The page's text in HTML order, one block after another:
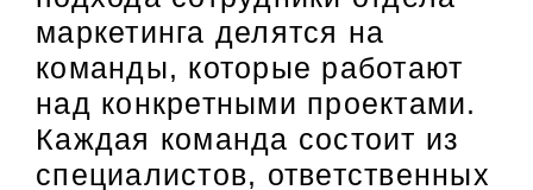
маркетинга делятся на
команды, которые работают
над конкретными проектами.
Каждая команда состоит из
специалистов, ответственных